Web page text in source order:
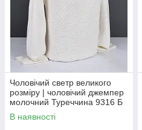
Чоловічий светр великого
розміру | чоловічий джемпер
молочний Туреччина 9316 Б
В наявності